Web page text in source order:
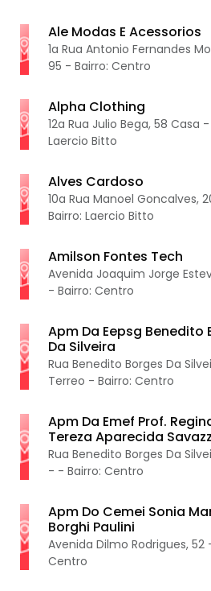
Ale Modas E Acessorios
1a Rua Antonio Fernandes
95 - Bairro: Centro
Alpha Clothing
12a Rua Julio Bega, 58 Casa
Laercio Bitto
Alves Cardoso
10a Rua Manoel Goncalves,
Bairro: Laercio Bitto
Amilson Fontes Tech
Avenida Joaquim Jorge
- Bairro: Centro
Apm Da Eepsg Benedito
Da Silveira
Rua Benedito Borges Da
Terreo - Bairro: Centro
Apm Da Emef Prof.
Tereza Aparecida
Rua Benedito Borges Da
- - Bairro: Centro
Apm Do Cemei Sonia
Borghi Paulini
Avenida Dilmo Rodrigues, 52
Centro